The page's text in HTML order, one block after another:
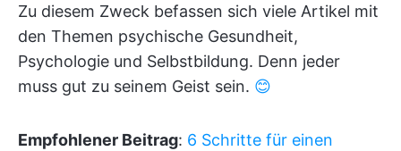
Zu diesem Zweck befassen sich viele Artikel mit
den Themen psychische Gesundheit,
Psychologie und Selbstbildung. Denn jeder
muss gut zu seinem Geist sein. 😊
Empfohlener Beitrag: 6 Schritte für einen